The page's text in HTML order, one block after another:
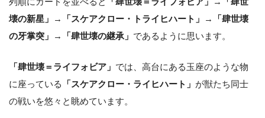
壊の新星」
→ 「スケアクロー・トライヒハート」 →
「肆世壊
の牙掌突」
→ 「肆世壊の継承」 であるように思います。
「肆世壊＝ライフォビア」 では、高台にある玉座のような物
に座っている
「スケアクロー・ライヒハート」 が獣たち同士
の戦いを悠々と眺めています。